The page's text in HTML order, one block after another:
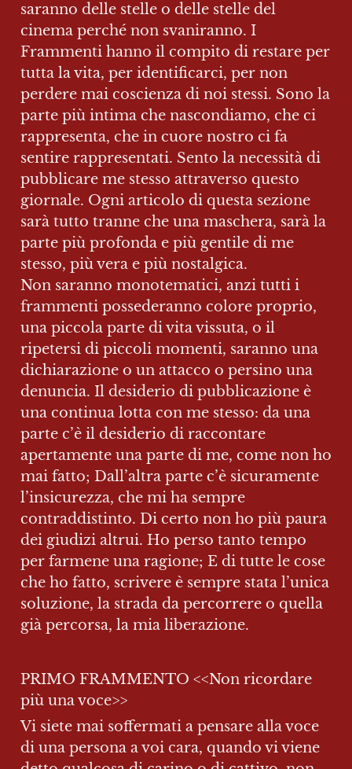
saranno delle stelle o delle stelle del
cinema perché non svaniranno. I
Frammenti hanno il compito di restare per
tutta la vita, per identificarci, per non
perdere mai coscienza di noi stessi. Sono la
parte più intima che nascondiamo, che ci
rappresenta, che in cuore nostro ci fa
sentire rappresentati. Sento la necessità di
pubblicare me stesso attraverso questo
giornale. Ogni articolo di questa sezione
sarà tutto tranne che una maschera, sarà la
parte più profonda e più gentile di me
stesso, più vera e più nostalgica.
Non saranno monotematici, anzi tutti i
frammenti possederanno colore proprio,
una piccola parte di vita vissuta, o il
ripetersi di piccoli momenti, saranno una
dichiarazione o un attacco o persino una
denuncia. Il desiderio di pubblicazione è
una continua lotta con me stesso: da una
parte c’è il desiderio di raccontare
apertamente una parte di me, come non ho
mai fatto; Dall’altra parte c’è sicuramente
l’insicurezza, che mi ha sempre
contraddistinto. Di certo non ho più paura
dei giudizi altrui. Ho perso tanto tempo
per farmene una ragione; E di tutte le cose
che ho fatto, scrivere è sempre stata l’unica
soluzione, la strada da percorrere o quella
già percorsa, la mia liberazione.
PRIMO FRAMMENTO <<Non ricordare
più una voce>>
Vi siete mai soffermati a pensare alla voce
di una persona a voi cara, quando vi viene